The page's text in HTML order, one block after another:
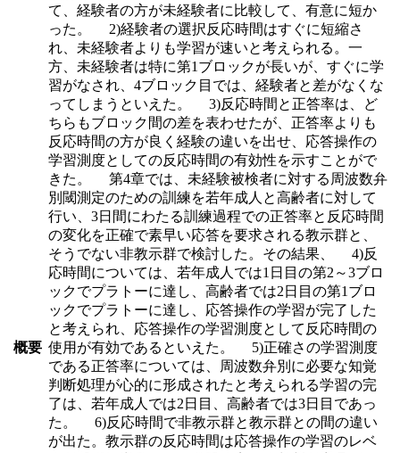
概要
て、経験者の方が未経験者に比較して、有意に短か
った。 2)経験者の選択反応時間はすぐに短縮さ
れ、未経験者よりも学習が速いと考えられる。一
方、未経験者は特に第1ブロックが長いが、すぐに学
習がなされ、4ブロック目では、経験者と差がなくな
ってしまうといえた。 3)反応時間と正答率は、ど
ちらもブロック間の差を表わせたが、正答率よりも
反応時間の方が良く経験の違いを出せ、応答操作の
学習測度としての反応時間の有効性を示すことがで
きた。 第4章では、未経験被検者に対する周波数弁
別閾測定のための訓練を若年成人と高齢者に対して
行い、3日間にわたる訓練過程での正答率と反応時間
の変化を正確で素早い応答を要求される教示群と、
そうでない非教示群で検討した。その結果、 4)反
応時間については、若年成人では1日目の第2～3ブロ
ックでプラトーに達し、高齢者では2日目の第1ブロ
ックでプラトーに達し、応答操作の学習が完了した
と考えられ、応答操作の学習測度として反応時間の
使用が有効であるといえた。 5)正確さの学習測度
である正答率については、周波数弁別に必要な知覚
判断処理が心的に形成されたと考えられる学習の完
了は、若年成人では2日目、高齢者では3日目であっ
た。 6)反応時間で非教示群と教示群との間の違い
が出た。教示群の反応時間は応答操作の学習のレベ